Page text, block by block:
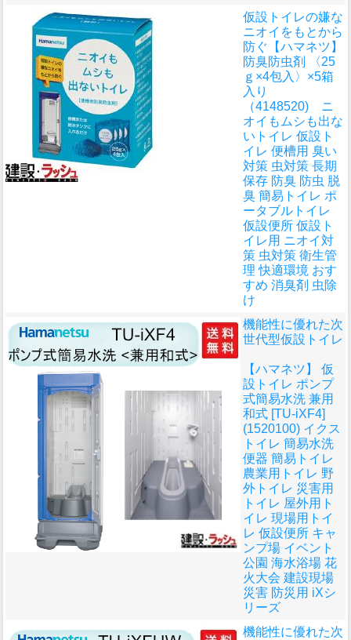
仮設トイレの嫌な
ニオイをもとから
防ぐ 【ハマネツ】
防臭防虫剤 〈25
ｇ×4包入〉×5箱
入り
（4148520) ニ
オイもムシも出な
いトイレ 仮設ト
イレ 便槽用 臭い
対策 虫対策 長期
保存 防臭 防虫 脱
臭 簡易トイレ ポ
ータブルトイレ
仮設便所 仮設ト
イレ用 ニオイ対
策 虫対策 衛生管
理 快適環境 おす
すめ 消臭剤 虫除
け
機能性に優れた次
世代型仮設トイレ
【ハマネツ】 仮
設トイレ ポンプ
式簡易水洗 兼用
和式 [TU-iXF4]
(1520100) イクス
トイレ 簡易水洗
便器 簡易トイレ
農業用トイレ 野
外トイレ 災害用
トイレ 屋外用ト
イレ 現場用トイ
レ 仮設便所 キャ
ンプ場 イベント
公園 海水浴場 花
火大会 建設現場
災害 防災用 iXシ
リーズ
機能性に優れた次